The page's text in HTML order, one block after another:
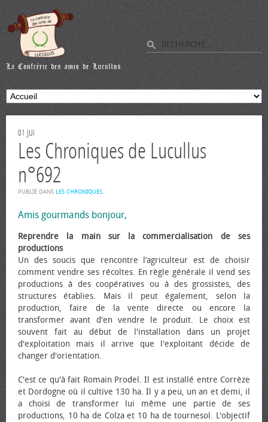
01 JUI
Les Chroniques de Lucullus
n°692
PUBLIÉ DANS LES CHRONIQUES.
Amis gourmands bonjour,
Reprendre la main sur la commercialisation de ses
productions
Un des soucis que rencontre l’agriculteur est de choisir
comment vendre ses récoltes. En règle générale il vend ses
productions à des coopératives ou à des grossistes, des
structures établies. Mais il peut également, selon la
production, faire de la vente directe ou encore la
transformer avant d'en vendre le produit. Le choix est
souvent fait au début de l'installation dans un projet
d'exploitation mais il arrive que l'exploitant décide de
changer d'orientation.
C'est ce qu'à fait Romain Prodel. Il est installé entre Corrèze
et Dordogne où il cultive 130 ha. Il y a peu, un an et demi, il
a choisi de transformer lui même une partie de ses
productions, 10 ha de Colza et 10 ha de tournesol. L'objectif